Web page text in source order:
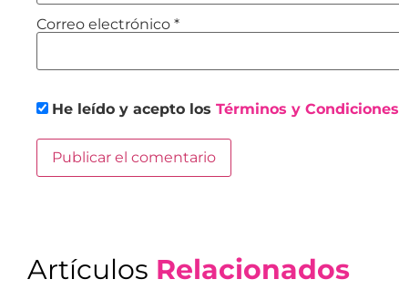
Correo electrónico *
He leído y acepto los Términos y Condiciones
Artículos Relacionados